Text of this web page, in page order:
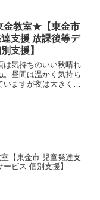
ュ ②バランスパット
りごっ...
金教室★【東金市
支援 放課後等デ
支援】
は気持ちのいい秋晴れ
。昼間は温かく気持ち
いますが夜は大きく冷
【東金市 児童発達支
ビス 個別支援】